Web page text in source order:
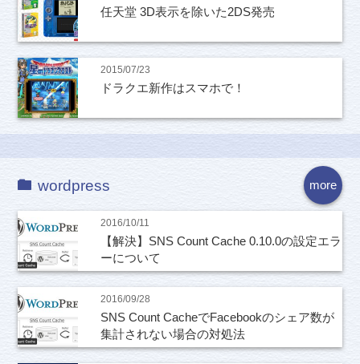
任天堂 3D表示を除いた2DS発売
2015/07/23
ドラクエ新作はスマホで！
more
wordpress
2016/10/11
【解決】SNS Count Cache 0.10.0の設定エラ
ーについて
2016/09/28
SNS Count CacheでFacebookのシェア数が
集計されない場合の対処法